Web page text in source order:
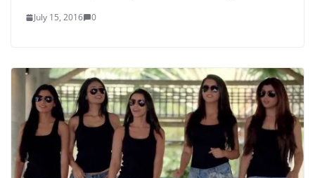
July 15, 2016 0